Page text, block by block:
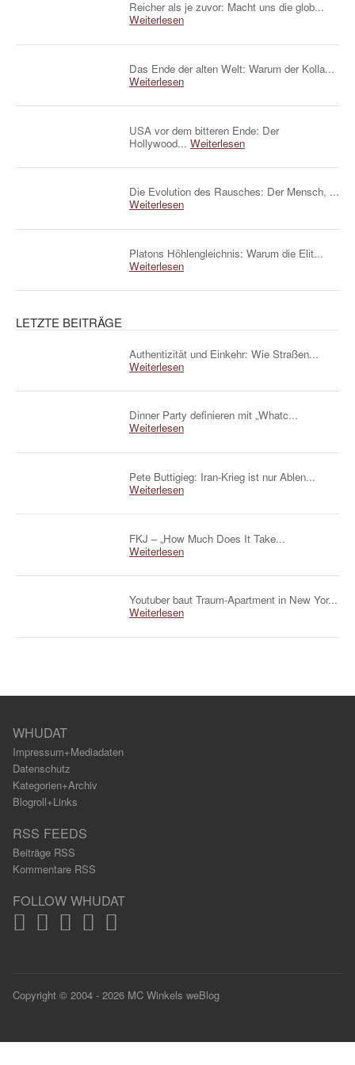
Reicher als je zuvor: Macht uns die glob...
Weiterlesen
Das Ende der alten Welt: Warum der Kolla...
Weiterlesen
USA vor dem bitteren Ende: Der
Hollywood... Weiterlesen
Die Evolution des Rausches: Der Mensch, ...
Weiterlesen
Platons Höhlengleichnis: Warum die Elit...
Weiterlesen
LETZTE BEITRÄGE
Authentizität und Einkehr: Wie Straßen...
Weiterlesen
Dinner Party definieren mit „Whatc...
Weiterlesen
Pete Buttigieg: Iran-Krieg ist nur Ablen...
Weiterlesen
FKJ – „How Much Does It Take...
Weiterlesen
Youtuber baut Traum-Apartment in New Yor...
Weiterlesen
WHUDAT
Impressum+Mediadaten
Datenschutz
Kategorien+Archiv
Blogroll+Links
RSS FEEDS
Beiträge RSS
Kommentare RSS
FOLLOW WHUDAT
Copyright © 2004 - 2026 MC Winkels weBlog